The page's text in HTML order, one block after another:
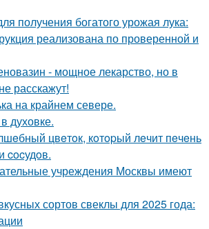
получения богатого урожая лука:
реализована по проверенной и
- мощное лекарство, но в
расскажут!
на крайнем севере.
духовке.
цвeтoк, кoтopый лeчит пeчeнь
cocудoв.
учреждения Москвы имеют
сортов свеклы для 2025 года: